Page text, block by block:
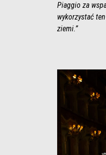
Piaggio za
wykorzystać
ziemi.”